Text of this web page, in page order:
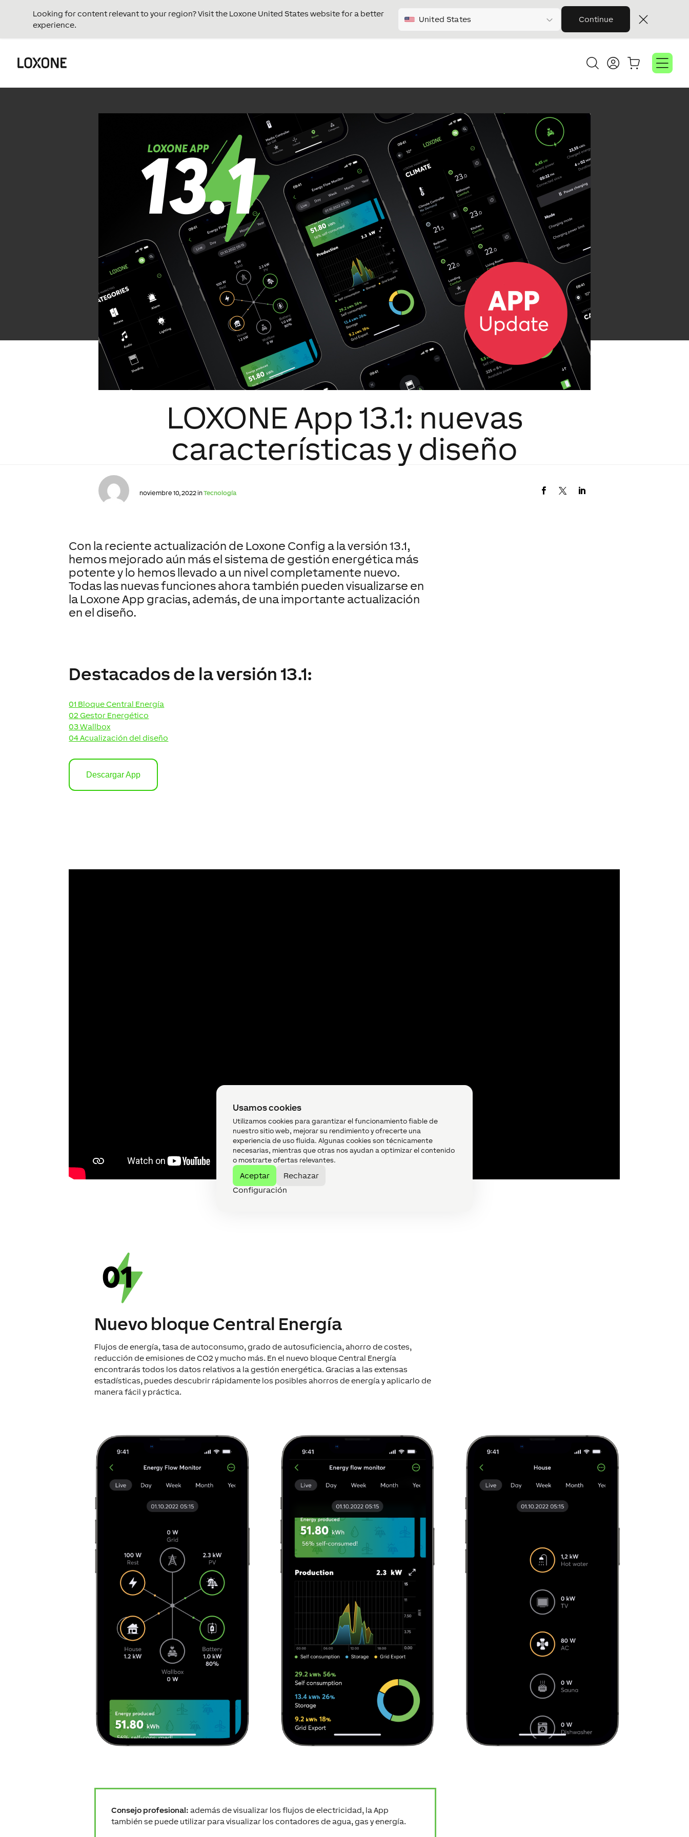
Usamos cookies
Utilizamos cookies para garantizar el funcionamiento fiable de
nuestro sitio web, mejorar su rendimiento y ofrecerte una
experiencia de uso fluida. Algunas cookies son técnicamente
necesarias, mientras que otras nos ayudan a optimizar el contenido
o mostrarte ofertas relevantes.
Aceptar
Rechazar
Configuración
Looking for content relevant to your region? Visit the Loxone United States website for a better
experience.
United States Continue
LOXONE App 13.1: nuevas
características y diseño
noviembre 10, 2022 inTecnología
Con la reciente actualización de Loxone Config a la versión 13.1,
hemos mejorado aún más el sistema de gestión energética más
potente y lo hemos llevado a un nivel completamente nuevo.
Todas las nuevas funciones ahora también pueden visualizarse en
la Loxone App gracias, además, de una importante actualización
en el diseño.
Destacados de la versión 13.1:
01 Bloque Central Energía
02 Gestor Energético
03 Wallbox
04 Acualización del diseño
Descargar App
Nuevo bloque Central Energía
Flujos de energía, tasa de autoconsumo, grado de autosuficiencia, ahorro de costes,
reducción de emisiones de CO2 y mucho más. En el nuevo bloque Central Energía
encontrarás todos los datos relativos a la gestión energética. Gracias a las extensas
estadísticas, puedes descubrir rápidamente los posibles ahorros de energía y aplicarlo de
manera fácil y práctica.
Consejo profesional:además de visualizar los flujos de electricidad, la App
también se puede utilizar para visualizar los contadores de agua, gas y energía.